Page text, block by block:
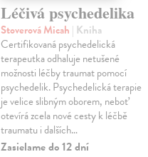
Léčivá psychedelika
Stoverová Micah | Kniha
Certifikovaná psychedelická
terapeutka odhaluje netušené
možnosti léčby traumat pomocí
psychedelik. Psychedelická terapie
je velice slibným oborem, neboť
otevírá zcela nové cesty k léčbě
traumatu i dalších…
Zasielame do 12 dní